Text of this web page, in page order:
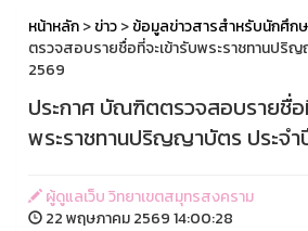
หน้าหลัก>ข่าว>ข้อมูลข่าวสารสำหรับนักศึก
ตรวจสอบรายชื่อที่จะเข้ารับพระราชทานปริ
2569
ประกาศ บัณฑิตตรวจสอบรายชื่อ
พระราชทานปริญญาบัตร ประจ
ผู้ดูแลเว็บ วิทยาเขตสมุทรสงคราม
22 พฤษภาคม 2569 14:00:28